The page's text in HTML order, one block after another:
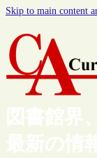
Skip to main content
図書館界
最新の情